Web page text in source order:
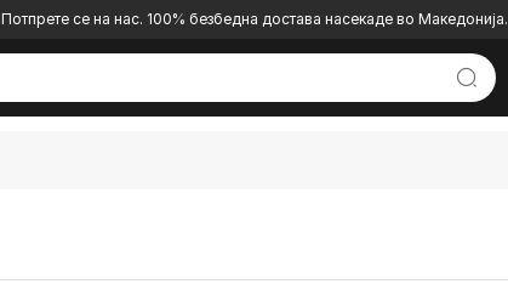
Потпрете се на нас. 100% безбедна достава насекаде во Македонија.